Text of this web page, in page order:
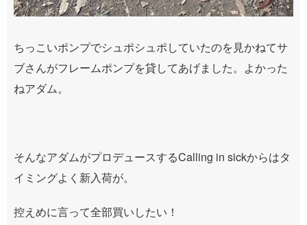
ちっこいポンプでシュポシュポしていたのを見かねてサ
ブさんがフレームポンプを貸してあげました。よかった
ねアダム。
そんなアダムがプロデュースするCalling in sickからはタ
イミングよく新入荷が。
控えめに言って全部買いしたい！